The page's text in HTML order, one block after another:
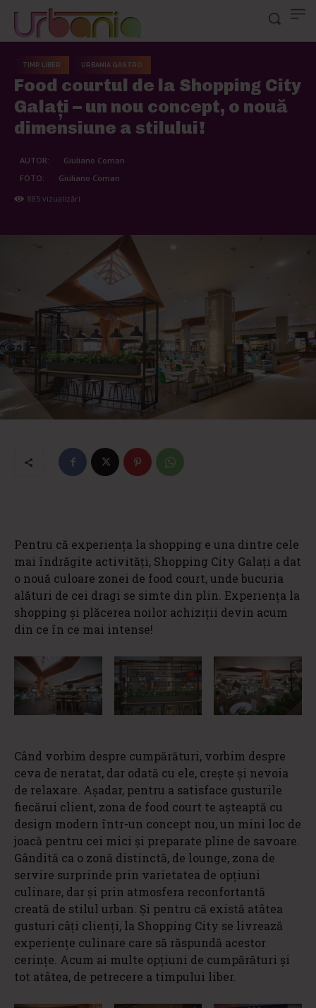
TIMP LIBER URBANIA GASTRO
Food courtul de la Shopping City
Galați – un nou concept, o nouă
dimensiune a stilului!
AUTOR:
Giuliano Coman
FOTO:
Giuliano Coman
885 vizualizări
Pentru că experiența la shopping e una dintre cele
mai îndrăgite activități, Shopping City Galați a dat
o nouă culoare zonei de food court, unde bucuria
alături de cei dragi se simte din plin. Experiența la
shopping și plăcerea noilor achiziții devin acum
din ce în ce mai intense!
Când vorbim despre cumpărături, vorbim despre
ceva de neratat, dar odată cu ele, creşte și nevoia
de relaxare. Așadar, pentru a satisface gusturile
fiecărui client, zona de food court te așteaptă cu
design modern într-un concept nou, un mini loc de
joacă pentru cei mici și preparate pline de savoare.
Gândită ca o zonă distinctă, de lounge, zona de
servire surprinde prin varietatea de opțiuni
culinare, dar și prin atmosfera reconfortantă
creată de stilul urban. Și pentru că există atâtea
gusturi câți clienți, la Shopping City se livrează
experiențe culinare care să răspundă acestor
cerințe. Acum ai multe opțiuni de cumpărături și
tot atâtea, de petrecere a timpului liber.